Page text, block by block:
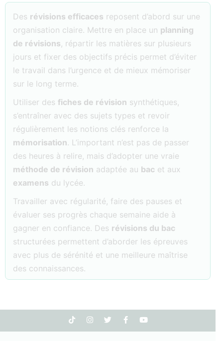
Des révisions efficaces reposent d’abord sur une
organisation claire. Mettre en place un planning
de révisions, répartir les matières sur plusieurs
jours et fixer des objectifs précis permet d’éviter
le travail dans l’urgence et de mieux mémoriser
sur le long terme.
Utiliser des fiches de révision synthétiques,
s’entraîner avec des sujets types et revoir
régulièrement les notions clés renforce la
mémorisation. L’important n’est pas de passer
des heures à relire, mais d’adopter une vraie
méthode de révision adaptée au bac et aux
examens du lycée.
Travailler avec régularité, faire des pauses et
évaluer ses progrès chaque semaine aide à
gagner en confiance. Des révisions du bac
structurées permettent d’aborder les épreuves
avec plus de sérénité et une meilleure maîtrise
des connaissances.